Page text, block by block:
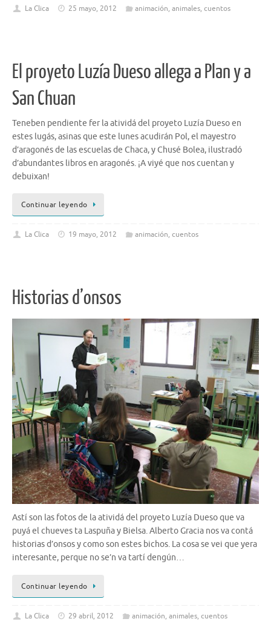
La Clica 25 mayo, 2012 animación, animales, cuentos
El proyeto Luzía Dueso allega a Plan y a
San Chuan
Teneben pendiente fer la atividá del proyeto Luzía Dueso en
estes lugás, asinas que este lunes acudirán Pol, el mayestro
d’aragonés de las escuelas de Chaca, y Chusé Bolea, ilustradó
d’abundantes libros en aragonés. ¡A viyé que nos cuentan y
debuixan!
Continuar leyendo
La Clica 19 mayo, 2012 animación, cuentos
Historias d’onsos
Astí son las fotos de la atividá del proyeto Luzía Dueso que va
puyá el chueves ta Laspuña y Bielsa. Alberto Gracia nos va contá
historias d’onsos y como son estes bichos. La cosa se vei que yera
interesante, perque no se’n va tartí dengún…
Continuar leyendo
La Clica 29 abril, 2012 animación, animales, cuentos